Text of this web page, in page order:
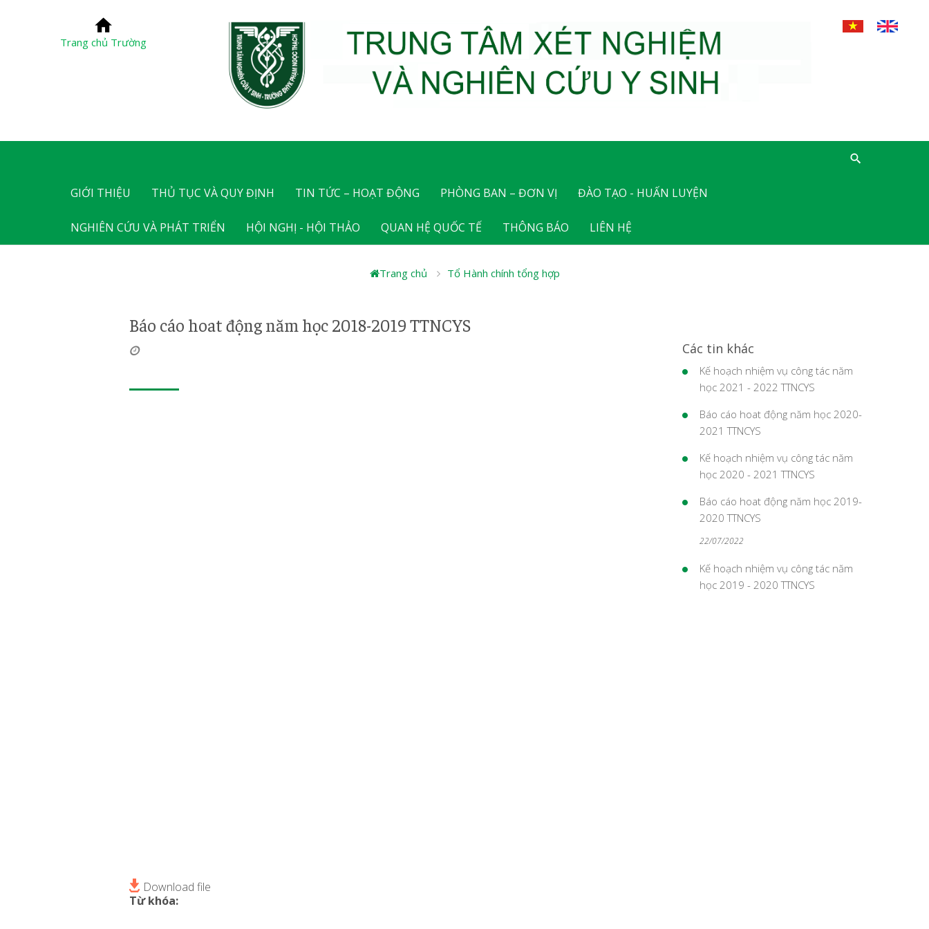
Trang chủ Trường
GIỚI THIỆU THỦ TỤC VÀ QUY ĐỊNH TIN TỨC – HOẠT ĐỘNG PHÒNG BAN – ĐƠN VỊ ĐÀO TẠO - HUẤN LUYỆN
NGHIÊN CỨU VÀ PHÁT TRIỂN HỘI NGHỊ - HỘI THẢO QUAN HỆ QUỐC TẾ THÔNG BÁO LIÊN HỆ
Trang chủ Tổ Hành chính tổng hợp
Báo cáo hoat động năm học 2018-2019 TTNCYS
Download file
Từ khóa:
Các tin khác
Kế hoạch nhiệm vụ công tác năm
học 2021 - 2022 TTNCYS
Báo cáo hoat động năm học 2020-
2021 TTNCYS
Kế hoạch nhiệm vụ công tác năm
học 2020 - 2021 TTNCYS
Báo cáo hoat động năm học 2019-
2020 TTNCYS
22/07/2022
Kế hoạch nhiệm vụ công tác năm
học 2019 - 2020 TTNCYS